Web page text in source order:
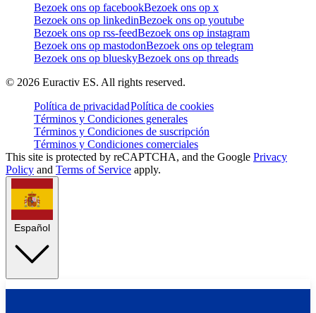
Bezoek ons op facebookBezoek ons op x
Bezoek ons op linkedinBezoek ons op youtube
Bezoek ons op rss-feedBezoek ons op instagram
Bezoek ons op mastodonBezoek ons op telegram
Bezoek ons op blueskyBezoek ons op threads
© 2026 Euractiv ES. All rights reserved.
Política de privacidadPolítica de cookies
Términos y Condiciones generales
Términos y Condiciones de suscripción
Términos y Condiciones comerciales
This site is protected by reCAPTCHA, and the Google Privacy
Policy and Terms of Service apply.
Español